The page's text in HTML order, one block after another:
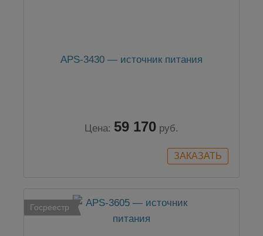
APS-3430 — источник питания
Цена: 59 170 руб.
Госреестр